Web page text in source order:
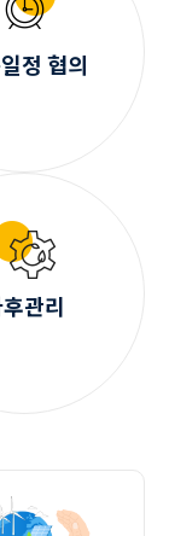
정 협의
관리